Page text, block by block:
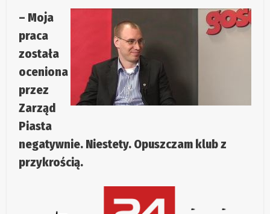
– Moja
praca
została
oceniona
przez
Zarząd
Piasta
negatywnie. Niestety. Opuszczam klub z
przykrością.